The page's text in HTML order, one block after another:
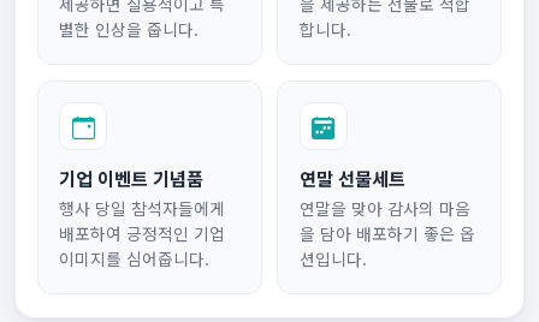
별한 인상을 줍니다.
합니다.
기업 이벤트 기념품
행사 당일 참석자들에게
배포하여 긍정적인 기업
이미지를 심어줍니다.
연말 선물세트
연말을 맞아 감사의 마음
을 담아 배포하기 좋은 옵
션입니다.